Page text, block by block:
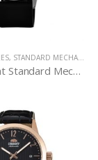
, STANDARD MECHANICAL
Reloj Orient Standard Mechanical AC05003S